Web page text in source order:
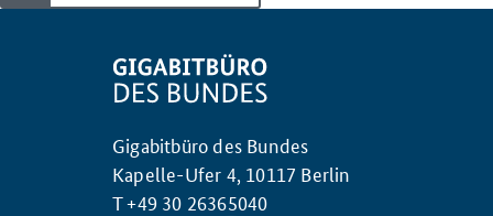
Gigabitbüro des Bundes
Kapelle-Ufer 4, 10117 Berlin
T +49 30 26365040